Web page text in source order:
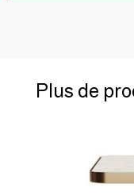
Plus de